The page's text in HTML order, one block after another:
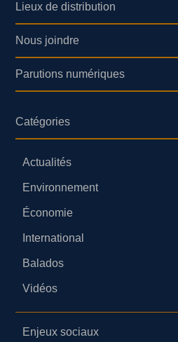
Lieux de distribution
Nous joindre
Parutions numériques
Catégories
Actualités
Environnement
Économie
International
Balados
Vidéos
Enjeux sociaux